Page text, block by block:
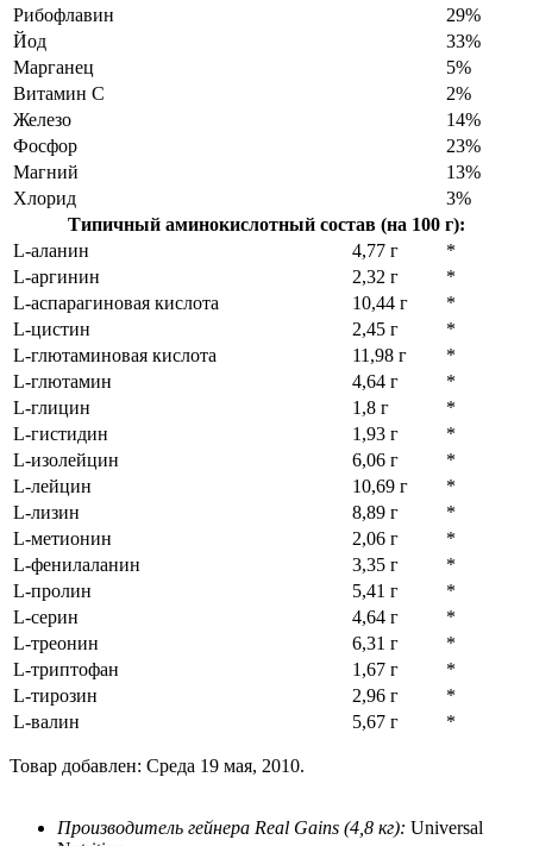
Рибофлавин
29%
Йод
33%
Марганец
5%
Витамин C
2%
Железо
14%
Фосфор
23%
Магний
13%
Хлорид
3%
Типичный аминокислотный состав (на 100 г):
L-аланин
4,77 г
*
L-аргинин
2,32 г
*
L-аспарагиновая кислота
10,44 г
*
L-цистин
2,45 г
*
L-глютаминовая кислота
11,98 г
*
L-глютамин
4,64 г
*
L-глицин
1,8 г
*
L-гистидин
1,93 г
*
L-изолейцин
6,06 г
*
L-лейцин
10,69 г
*
L-лизин
8,89 г
*
L-метионин
2,06 г
*
L-фенилаланин
3,35 г
*
L-пролин
5,41 г
*
L-серин
4,64 г
*
L-треонин
6,31 г
*
L-триптофан
1,67 г
*
L-тирозин
2,96 г
*
L-валин
5,67 г *
Товар добавлен: Среда 19 мая, 2010.
Производитель гейнера Real Gains (4,8 кг): Universal